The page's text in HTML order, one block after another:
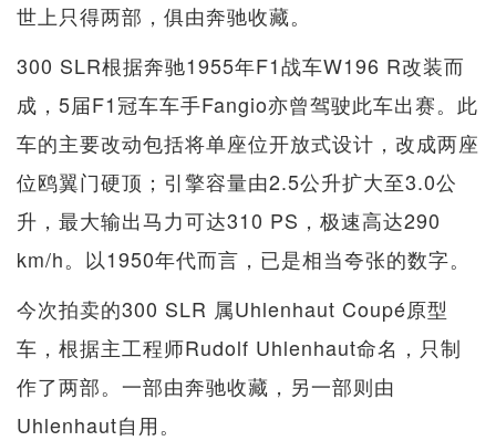
世上只得两部，俱由奔驰收藏。
300 SLR根据奔驰1955年F1战车W196 R改装而
成，5届F1冠车车手Fangio亦曾驾驶此车出赛。此
车的主要改动包括将单座位开放式设计，改成两座
位鸥翼门硬顶；引擎容量由2.5公升扩大至3.0公
升，最大输出马力可达310 PS，极速高达290
km/h。以1950年代而言，已是相当夸张的数字。
今次拍卖的300 SLR 属Uhlenhaut Coupé原型
车，根据主工程师Rudolf Uhlenhaut命名，只制
作了两部。一部由奔驰收藏，另一部则由
Uhlenhaut自用。